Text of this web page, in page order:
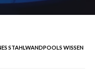
STAHLWANDPOOLS WISSEN